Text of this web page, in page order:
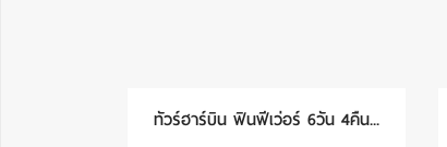
ทัวร์ฮาร์บิน ฟินฟีเว่อร์ 6วัน 4คืน...